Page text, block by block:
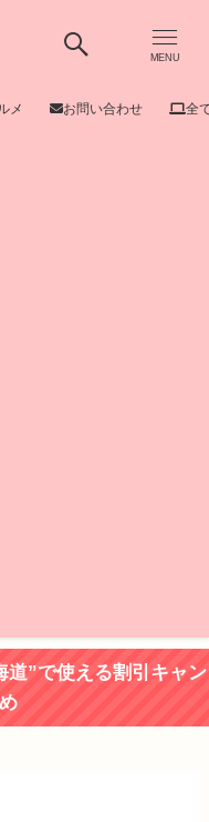
MENU
メ お問い合わせ 全
道”で使える割引キャン